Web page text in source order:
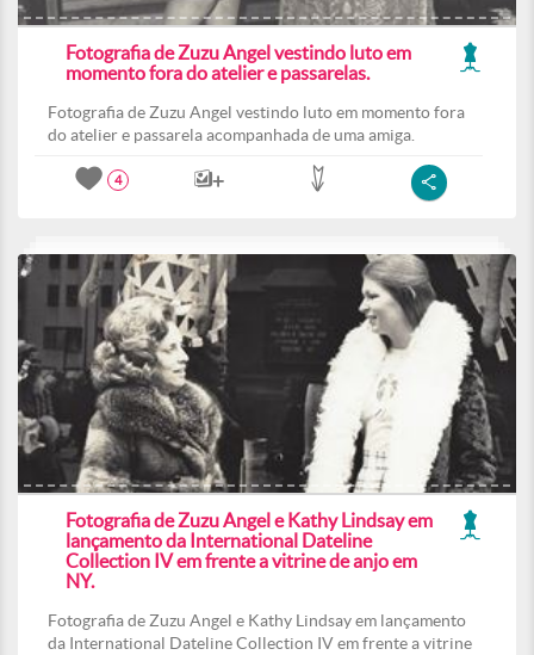
Fotografia de Zuzu Angel vestindo luto em
momento fora do atelier e passarelas.
Fotografia de Zuzu Angel vestindo luto em momento fora
do atelier e passarela acompanhada de uma amiga.
4
Fotografia de Zuzu Angel e Kathy Lindsay em
lançamento da International Dateline
Collection IV em frente a vitrine de anjo em
NY.
Fotografia de Zuzu Angel e Kathy Lindsay em lançamento
da International Dateline Collection IV em frente a vitrine